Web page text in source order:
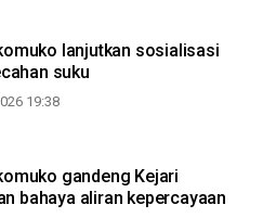
lanjutkan sosialisasi
suku
19:38
gandeng Kejari
bahaya aliran kepercayaan